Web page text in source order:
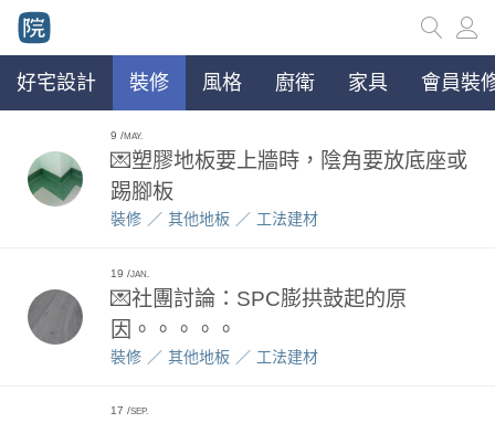
好宅設計 裝修 風格 廚衛 家具 會員裝
9 MAY.
💌塑膠地板要上牆時，陰角要放底座或
踢腳板
裝修 其他地板 工法建材
19 JAN.
💌社團討論：SPC膨拱鼓起的原
因。。。。。
裝修 其他地板 工法建材
17 SEP.